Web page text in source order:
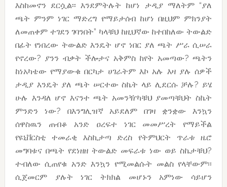
እስከመኖን ደርሷል፡፡ እንደምትሉት ከሆነ ታዲያ ማለትም “ያለ
ጫት ምንም ነገር ማድረግ የማይታሰብ ከሆነ በዚህም ምክንያት
ለመጠቀም ተገደን ገባንበት” ካላቹህ ከዚህኛው ከተበከለው ትውልድ
በፊት የነበረው ትውልድ እንዴት ሆኖ ነበር ያለ ጫት ሥራ ሲሠራ
የኖረው? ያንን ብቃት ችሎታና አቅምስ ከየት አመጣው? ጫትን
ከነአካቴው የማያውቁ በርካታ ሀገራትም እኮ አሉ እዛ ያሉ ሰዎች
ታዲያ እንዴት ያለ ጫት ሠርተው ስኬት ላይ ሊደርሱ ቻሉ? ይሄ
ሁሉ እንዳለ ሆኖ እናንተ ጫት አመንዥካቹህ ያመጣቹህት ስኬት
ምንድን ነው? በእንግሊዝኛ አይደለም በገዛ ቋንቋው እንኳን
ሰዋስዉን ጠብቆ አንድ ዐረፍተ ነገር መመሥረት የማይችል
የዩኒቨርስቲ ተመራቂ እስኪታጣ ድረስ የትምህርት ጥራቱ ዜሮ
መግባቱና በጫት የደነዘዘ ትውልድ መፍራቱ ነው ወይ ስኬታቹህ?
ተብለው ሲጠየቁ አንድ እንኳን የሚመልሱት መልስ የላቸውም፡፡
ሲጀመርም ያሉት ነገር ትክክል መሆኑን አምነው ሳይሆን